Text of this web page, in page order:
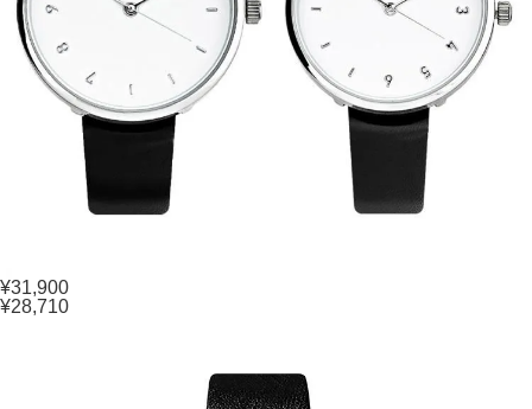
¥31,900
¥28,710